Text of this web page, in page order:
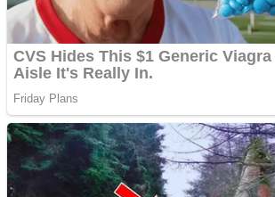
Cutit cositoare KUHN